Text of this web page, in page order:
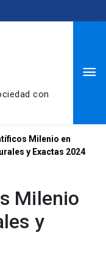
con
Milenio en
y Exactas 2024
Milenio
y